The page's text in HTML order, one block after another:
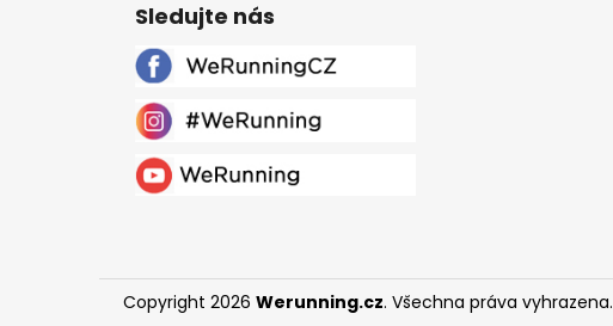
Sledujte nás
Copyright 2026 Werunning.cz. Všechna práva vyhrazena.